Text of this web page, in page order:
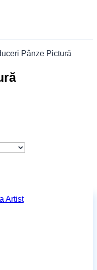
Pânze Pictură